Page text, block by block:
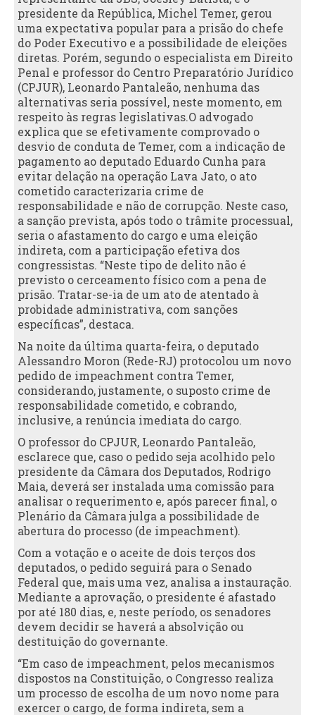
presidente da República, Michel Temer, gerou
uma expectativa popular para a prisão do chefe
do Poder Executivo e a possibilidade de eleições
diretas. Porém, segundo o especialista em Direito
Penal e professor do Centro Preparatório Jurídico
(CPJUR), Leonardo Pantaleão, nenhuma das
alternativas seria possível, neste momento, em
respeito às regras legislativas.O advogado
explica que se efetivamente comprovado o
desvio de conduta de Temer, com a indicação de
pagamento ao deputado Eduardo Cunha para
evitar delação na operação Lava Jato, o ato
cometido caracterizaria crime de
responsabilidade e não de corrupção. Neste caso,
a sanção prevista, após todo o trâmite processual,
seria o afastamento do cargo e uma eleição
indireta, com a participação efetiva dos
congressistas. “Neste tipo de delito não é
previsto o cerceamento físico com a pena de
prisão. Tratar-se-ia de um ato de atentado à
probidade administrativa, com sanções
específicas”, destaca.
Na noite da última quarta-feira, o deputado
Alessandro Moron (Rede-RJ) protocolou um novo
pedido de impeachment contra Temer,
considerando, justamente, o suposto crime de
responsabilidade cometido, e cobrando,
inclusive, a renúncia imediata do cargo.
O professor do CPJUR, Leonardo Pantaleão,
esclarece que, caso o pedido seja acolhido pelo
presidente da Câmara dos Deputados, Rodrigo
Maia, deverá ser instalada uma comissão para
analisar o requerimento e, após parecer final, o
Plenário da Câmara julga a possibilidade de
abertura do processo (de impeachment).
Com a votação e o aceite de dois terços dos
deputados, o pedido seguirá para o Senado
Federal que, mais uma vez, analisa a instauração.
Mediante a aprovação, o presidente é afastado
por até 180 dias, e, neste período, os senadores
devem decidir se haverá a absolvição ou
destituição do governante.
“Em caso de impeachment, pelos mecanismos
dispostos na Constituição, o Congresso realiza
um processo de escolha de um novo nome para
exercer o cargo, de forma indireta, sem a